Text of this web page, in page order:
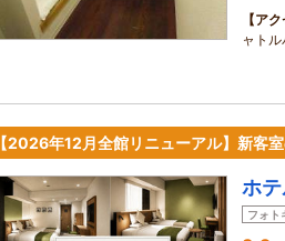
アク
ャト
【2026年12月全館リニューアル】新客
ホ
フォト